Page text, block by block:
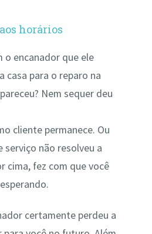
horários
o encanador que ele
casa para o reparo na
Nem sequer deu
cliente permanece. Ou
não resolveu a
cima, fez com que você
certamente perdeu a